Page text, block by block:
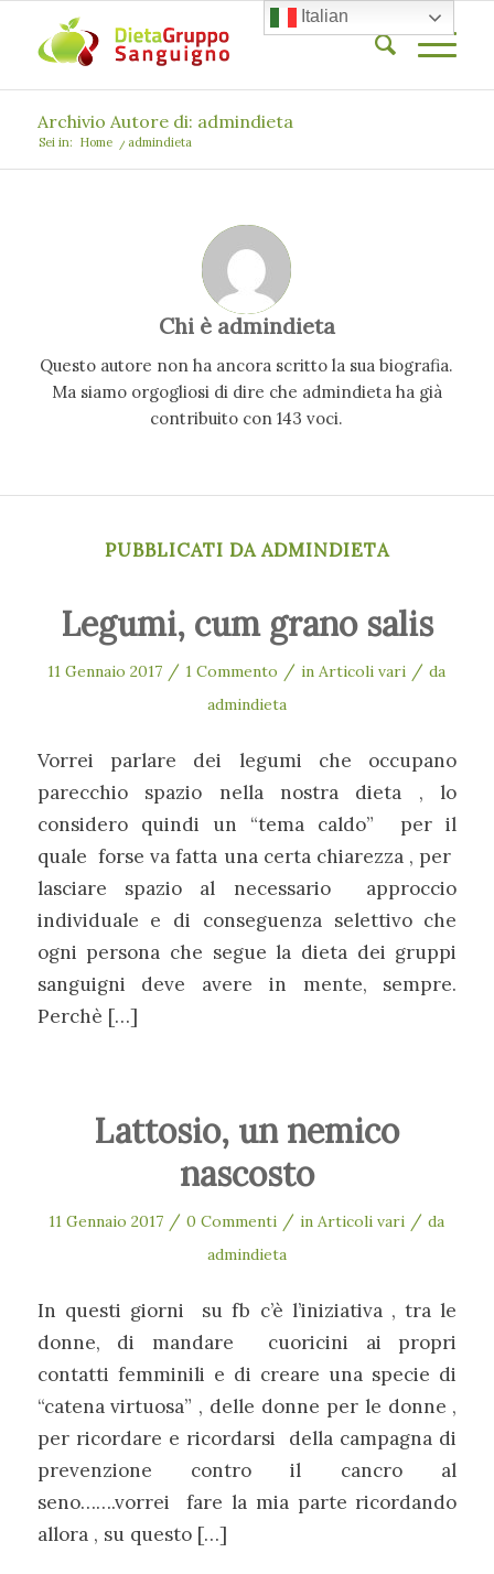
Archivio Autore di: admindieta
Sei in: Home / admindieta
Chi è admindieta
Questo autore non ha ancora scritto la sua biografia.
Ma siamo orgogliosi di dire che admindieta ha già
contribuito con 143 voci.
PUBBLICATI DA ADMINDIETA
Legumi, cum grano salis
11 Gennaio 2017 / 1 Commento / in Articoli vari / da
admindieta
Vorrei parlare dei legumi che occupano
parecchio spazio nella nostra dieta , lo
considero quindi un “tema caldo” per il
quale forse va fatta una certa chiarezza , per
lasciare spazio al necessario approccio
individuale e di conseguenza selettivo che
ogni persona che segue la dieta dei gruppi
sanguigni deve avere in mente, sempre.
Perchè […]
Lattosio, un nemico
nascosto
11 Gennaio 2017 / 0 Commenti / inArticoli vari / da
admindieta
In questi giorni su fb c’è l’iniziativa , tra le
donne, di mandare cuoricini ai propri
contatti femminili e di creare una specie di
“catena virtuosa” , delle donne per le donne ,
per ricordare e ricordarsi della campagna di
prevenzione contro il cancro al
seno…….vorrei fare la mia parte ricordando
allora , su questo […]
Italian